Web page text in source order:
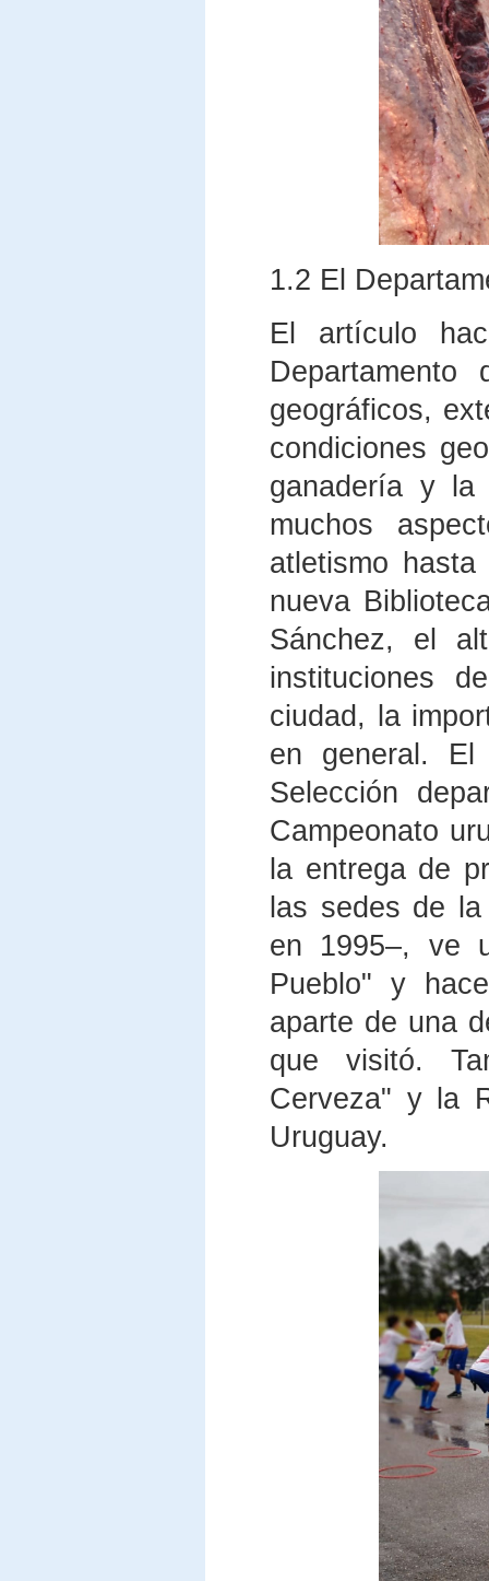
1.2 El
El artículo
geográficos,
condiciones
ganadería y la
muchos
atletismo
nueva
Sánchez, el
instituciones
ciudad, la
en general.
Selección
Campeonato
la entrega de
las sedes de
en 1995–, ve
Pueblo" y
aparte de una
que visitó.
Cerveza" y la
Uruguay.